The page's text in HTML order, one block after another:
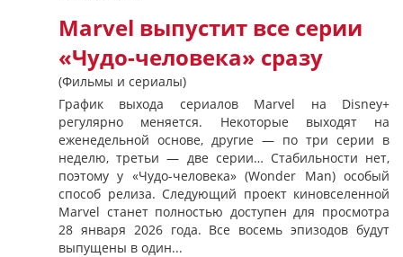
Marvel выпустит все серии
«Чудо-человека» сразу
(Фильмы и сериалы)
График выхода сериалов Marvel на Disney+
регулярно меняется. Некоторые выходят на
еженедельной основе, другие — по три серии в
неделю, третьи — две серии… Стабильности нет,
поэтому у «Чудо-человека» (Wonder Man) особый
способ релиза. Следующий проект киновселенной
Marvel станет полностью доступен для просмотра
28 января 2026 года. Все восемь эпизодов будут
выпущены в один...